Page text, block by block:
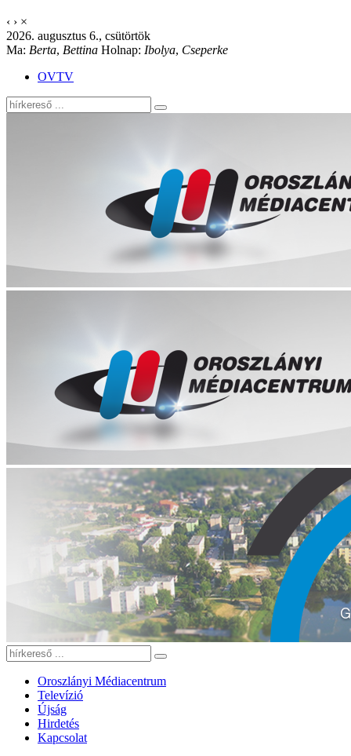
‹ › ×
2026. augusztus 6., csütörtök
Ma: Berta, Bettina Holnap: Ibolya, Cseperke
OVTV
Oroszlányi Médiacentrum
Televízió
Újság
Hirdetés
Kapcsolat